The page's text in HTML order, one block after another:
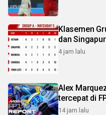
Klasemen
dan
4 jam lalu
Alex
tercepat di
14 jam lalu